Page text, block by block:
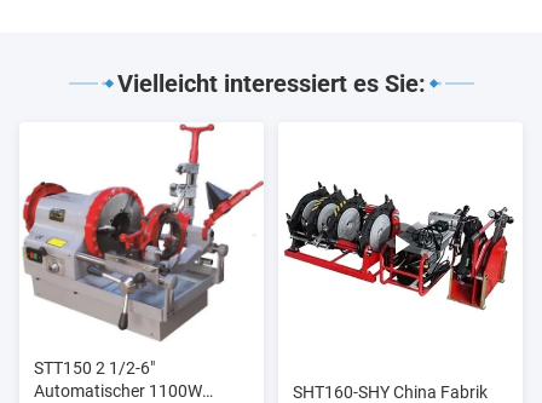
Vielleicht interessiert es Sie:
STT150 2 1/2-6"
Automatischer 1100W
SHT160-SHY China Fabrik